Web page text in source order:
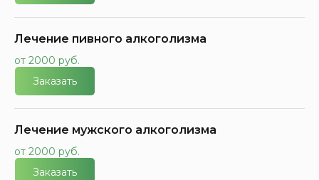
Лечение пивного алкоголизма
от 2000 руб.
Заказать
Лечение мужского алкоголизма
от 2000 руб.
Заказать